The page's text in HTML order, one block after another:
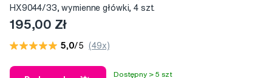
HX9044/33, wymienne główki, 4 szt.
195,00 Zł
5,0/5 (49x)
Dostępny > 5 szt